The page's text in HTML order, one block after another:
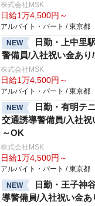
株式会社MSK
日給1万4,500円～
アルバイト・パート / 東京都
NEW
日勤・上中里
警備員/入社祝い金あり
株式会社MSK
日給1万4,500円～
アルバイト・パート / 東京都
NEW
日勤・有明テ
交通誘導警備員/入社祝
～OK
株式会社MSK
日給1万4,500円～
アルバイト・パート / 東京都
NEW
日勤・王子神
導警備員/入社祝い金あ